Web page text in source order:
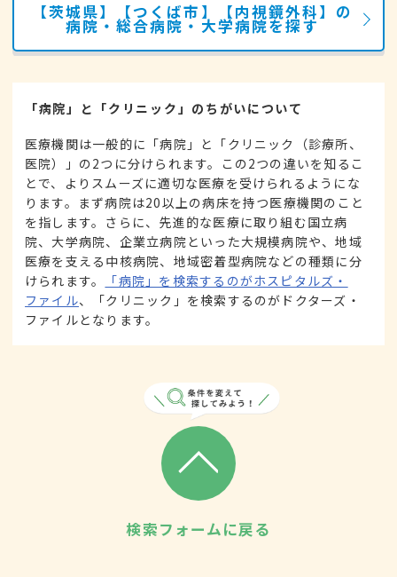
【茨城県】【つくば市】【内視鏡外科】の
病院・総合病院・大学病院を探す
「病院」と「クリニック」のちがいについて
医療機関は一般的に「病院」と「クリニック（診療所、
医院）」の2つに分けられます。この2つの違いを知るこ
とで、よりスムーズに適切な医療を受けられるようにな
ります。まず病院は20以上の病床を持つ医療機関のこと
を指します。さらに、先進的な医療に取り組む国立病
院、大学病院、企業立病院といった大規模病院や、地域
医療を支える中核病院、地域密着型病院などの種類に分
けられます。
「病院」を検索するのがホスピタルズ・
ファイル、「クリニック」を検索するのがドクターズ・
ファイルとなります。
検索フォームに戻る